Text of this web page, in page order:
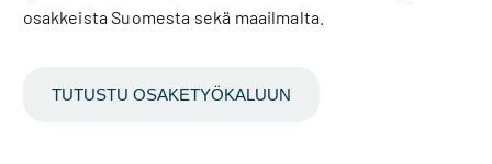
osakkeista Suomesta sekä maailmalta.
TUTUSTU OSAKETYÖKALUUN